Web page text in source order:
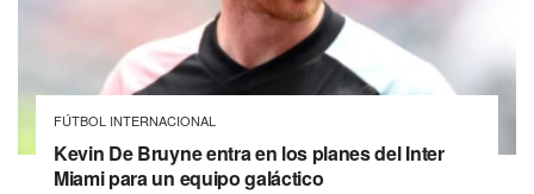
FÚTBOL INTERNACIONAL
Kevin De Bruyne entra en los planes del Inter
Miami para un equipo galáctico